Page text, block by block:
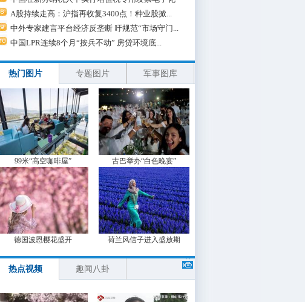
A股持续走高：沪指再收复3400点！种业股掀...
中外专家建言平台经济反垄断 吁规范“市场守门...
中国LPR连续8个月“按兵不动” 房贷环境底...
热门图片 专题图片 军事图库
99米“高空咖啡屋” 古巴举办“白色晚宴”
德国波恩樱花盛开 荷兰风信子进入盛放期
热点视频 趣闻八卦